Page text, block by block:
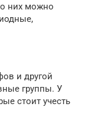
них можно
и другой
группы. У
стоит учесть